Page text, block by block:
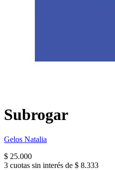
Subrogar
Gelos Natalia
$ 25.000
3 cuotas sin interés de $ 8.333